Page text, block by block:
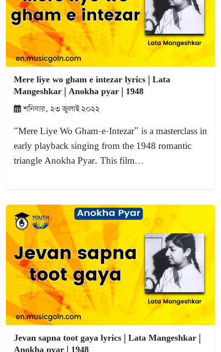
Mere liye wo gham e intezar lyrics | Lata
Mangeshkar | Anokha pyar | 1948
শনিবার, ২৩ জুলাই ২০২২
“Mere Liye Wo Gham-e-Intezar” is a masterclass in
early playback singing from the 1948 romantic
triangle Anokha Pyar. This film…
Jevan sapna toot gaya lyrics | Lata Mangeshkar |